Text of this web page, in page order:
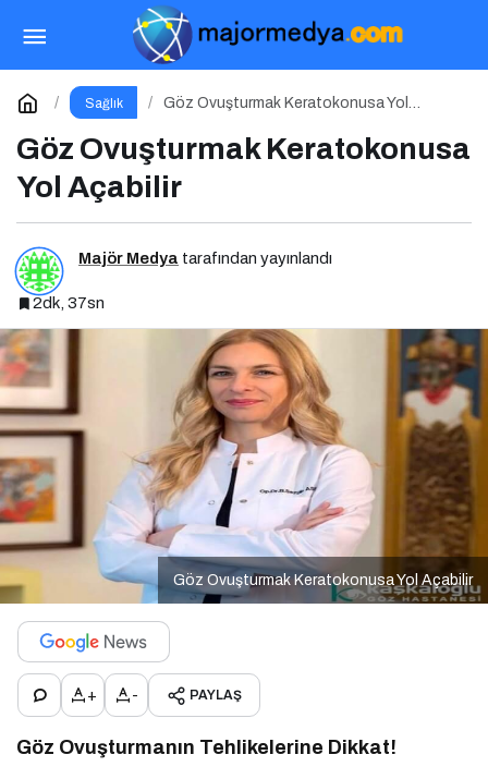
Sağlık
Göz Ovuşturmak Keratokonusa Yol
Göz Ovuşturmak Keratokonusa
Yol Açabilir
Majör Medya tarafından yayınlandı
2dk, 37sn
Göz Ovuşturmak Keratokonusa Yol Açabilir
+ - PAYLAŞ
Göz Ovuşturmanın Tehlikelerine Dikkat!
Cilt Tiplerine Göre Doğru Beslenme Stratejileri;
Genç ve Parlak Cilt İçin Doğru Besinler
Yorum Yap